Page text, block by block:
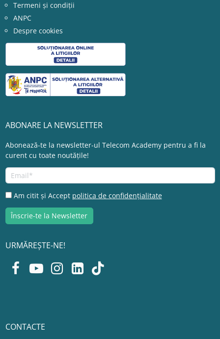
Termeni și condiții
ANPC
Despre cookies
ABONARE LA NEWSLETTER
Abonează-te la newsletter-ul Telecom Academy pentru a fi la
curent cu toate noutățile!
Am citit și Accept politica de confidențialitate
URMĂREȘTE-NE!
CONTACTE